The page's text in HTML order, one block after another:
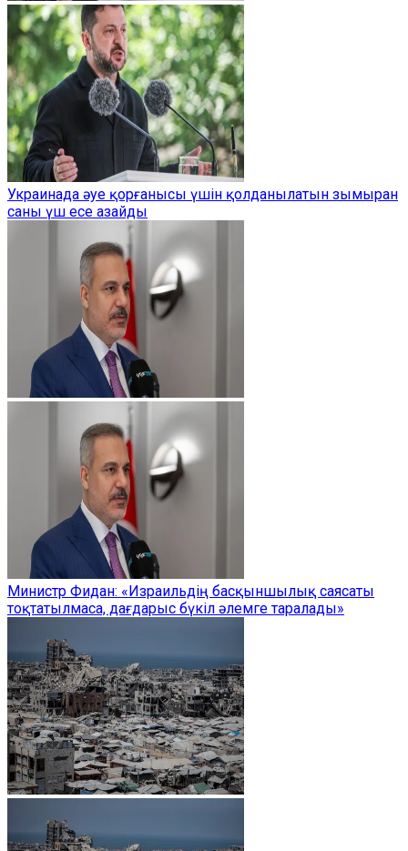
Украинада әуе қорғанысы үшін қолданылатын зымыран
саны үш есе азайды
Министр Фидан: «Израильдің басқыншылық саясаты
тоқтатылмаса, дағдарыс бүкіл әлемге таралады»